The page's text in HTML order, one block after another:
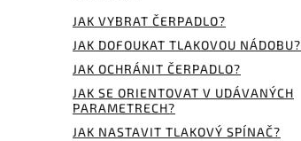
JAK VYBRAT ČERPADLO?
JAK DOFOUKAT TLAKOVOU NÁDOBU?
JAK OCHRÁNIT ČERPADLO?
JAK SE ORIENTOVAT V UDÁVANÝCH
PARAMETRECH?
JAK NASTAVIT TLAKOVÝ SPÍNAČ?